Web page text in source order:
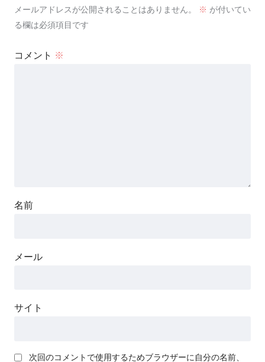
メールアドレスが公開されることはありません。 ※ が付いてい
る欄は必須項目です
コメント ※
名前
メール
サイト
次回のコメントで使用するためブラウザーに自分の名前、